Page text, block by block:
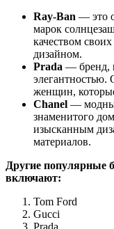
Ray-Ban — это
марок
качеством
дизайном.
Prada — бренд,
элегантностью.
женщин,
Chanel —
знаменитого
изысканным
материалов.
Другие популярные
включают:
Tom Ford
Gucci